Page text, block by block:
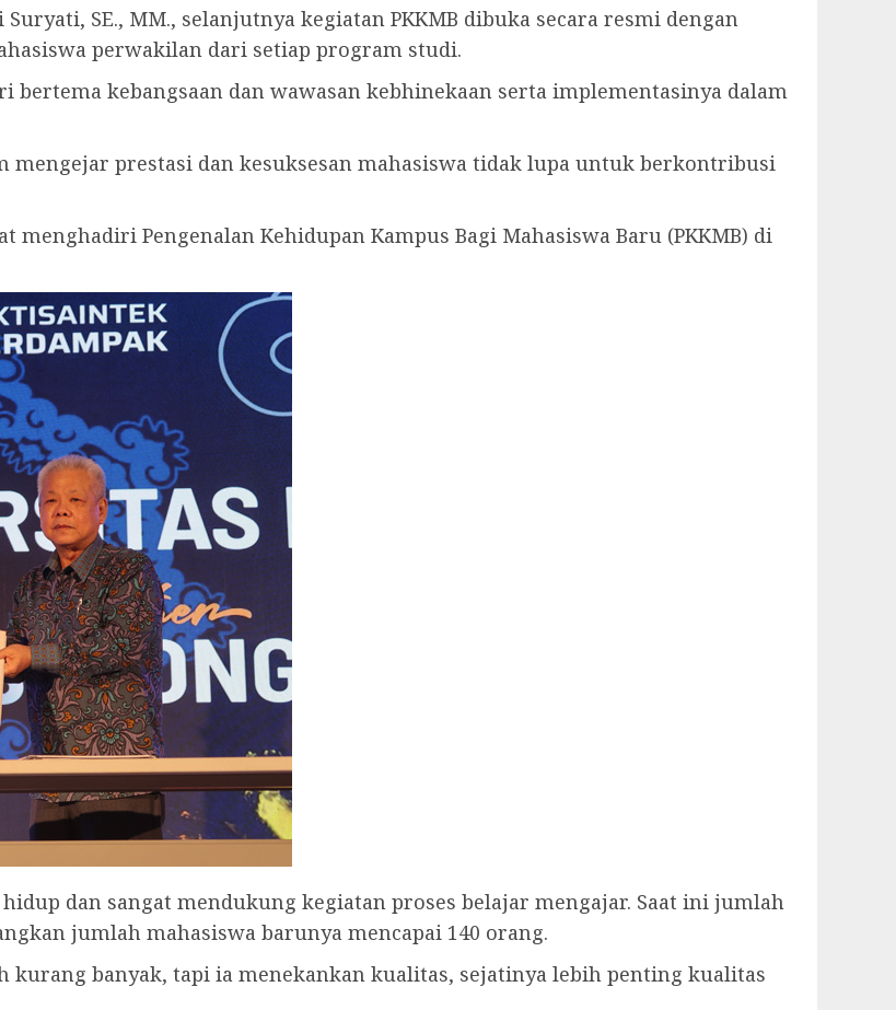
SE., MM., selanjutnya kegiatan PKKMB dibuka secara resmi dengan
perwakilan dari setiap program studi.
bertema kebangsaan dan wawasan kebhinekaan serta implementasinya dalam
mengejar prestasi dan kesuksesan mahasiswa tidak lupa untuk berkontribusi
menghadiri Pengenalan Kehidupan Kampus Bagi Mahasiswa Baru (PKKMB) di
dan sangat mendukung kegiatan proses belajar mengajar. Saat ini jumlah
jumlah mahasiswa barunya mencapai 140 orang.
kurang banyak, tapi ia menekankan kualitas, sejatinya lebih penting kualitas